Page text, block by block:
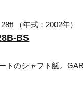
28ft （年式：2002年）
BS
トのシャフト艇。